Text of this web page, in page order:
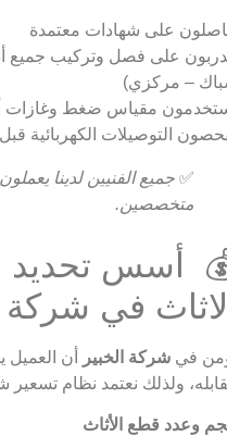
على شهادات معتمدة
على فصل وتركيب جميع
– مركزي)
مقياس ضغط وغازات
التوصيلات الكهربائية
✅ جميع الفنيين لدينا
متخصصين.
أسس تحديد
في شركة
في شركة الخبير
أن
ولذلك نعتمد نظام
وعدد قطع الأثاث